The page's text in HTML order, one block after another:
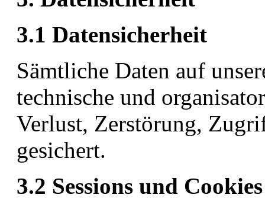
3.1 Datensicherheit
Sämtliche Daten auf
technische und
Verlust, Zerstörung,
gesichert.
3.2 Sessions und Cookies